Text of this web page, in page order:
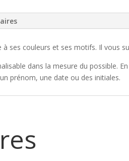
ses couleurs et ses motifs. Il vous
dans la mesure du possible.
prénom, une date ou des initiales.